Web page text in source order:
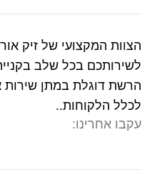
הצוות המקצועי של זיק
לשירותכם בכל שלב
הרשת דוגלת במתן שירות
לכלל הלקוחות..
עקבו אחרינו: